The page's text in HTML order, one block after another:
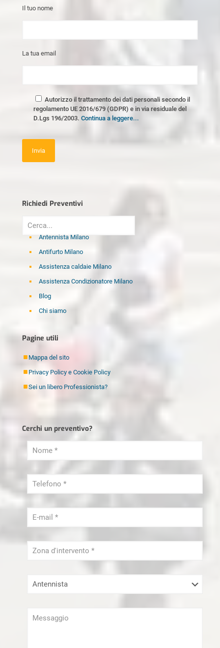
Il tuo nome
La tua email
Autorizzo il trattamento dei dati personali secondo il
regolamento UE 2016/679 (GDPR) e in via residuale del
D.Lgs 196/2003. Continua a leggere...
Richiedi Preventivi
Antennista Milano
Antifurto Milano
Assistenza caldaie Milano
Assistenza Condizionatore Milano
Blog
Chi siamo
Elettricista Milano
Fabbro Milano
Idraulico Milano
Imbianchino Milano
Ristrutturazioni Milano
Sgombero Milano
Tapparellista Milano
Pagine utili
Mappa del sito
Privacy Policy e Cookie Policy
Sei un libero Professionista?
Cerchi un preventivo?